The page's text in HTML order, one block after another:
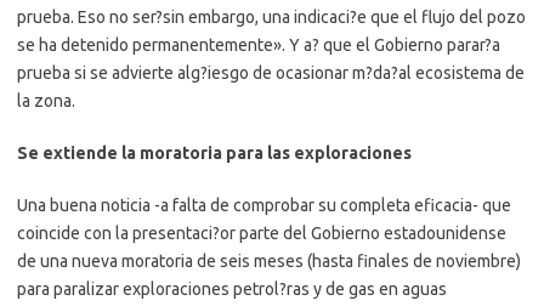
prueba. Eso no ser?sin embargo, una indicaci?e que el flujo del pozo
se ha detenido permanentemente». Y a? que el Gobierno parar?a
prueba si se advierte alg?iesgo de ocasionar m?da?al ecosistema de
la zona.
Se extiende la moratoria para las exploraciones
Una buena noticia -a falta de comprobar su completa eficacia- que
coincide con la presentaci?or parte del Gobierno estadounidense
de una nueva moratoria de seis meses (hasta finales de noviembre)
para paralizar exploraciones petrol?ras y de gas en aguas